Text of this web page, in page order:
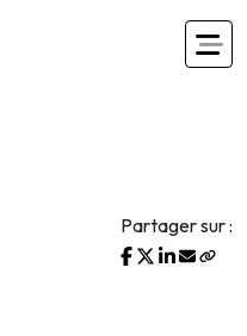
Partager sur :